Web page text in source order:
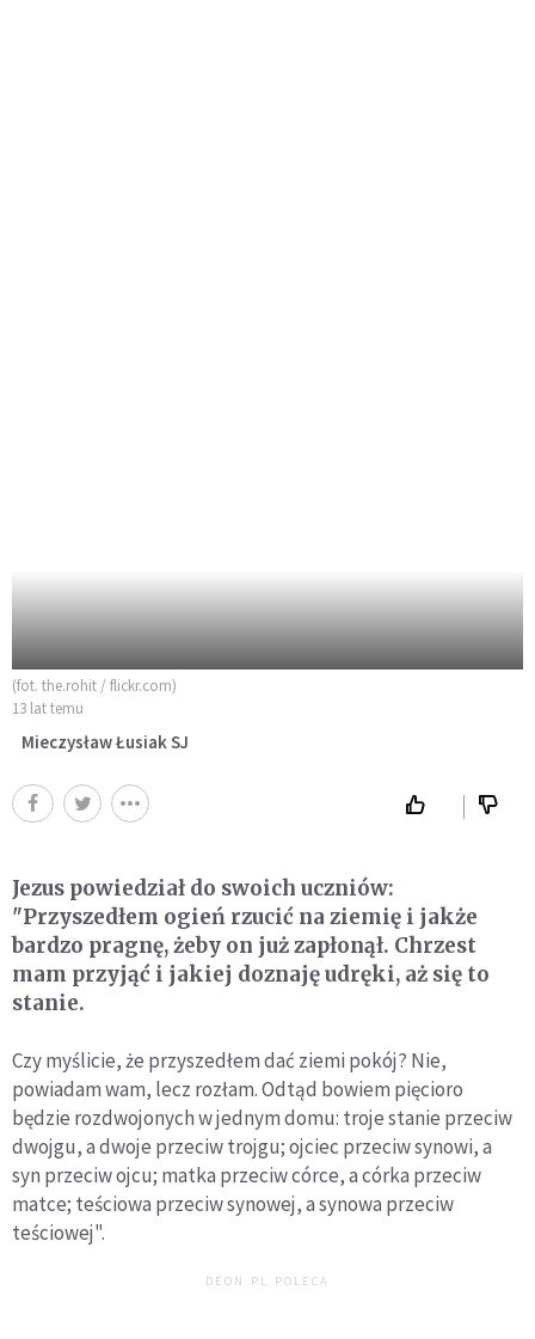
(fot. the.rohit / flickr.com)
13 lat temu
Mieczysław Łusiak SJ
Jezus powiedział do swoich uczniów:
"Przyszedłem ogień rzucić na ziemię i jakże
bardzo pragnę, żeby on już zapłonął. Chrzest
mam przyjąć i jakiej doznaję udręki, aż się to
stanie.
Czy myślicie, że przyszedłem dać ziemi pokój? Nie,
powiadam wam, lecz rozłam. Odtąd bowiem pięcioro
będzie rozdwojonych w jednym domu: troje stanie przeciw
dwojgu, a dwoje przeciw trojgu; ojciec przeciw synowi, a
syn przeciw ojcu; matka przeciw córce, a córka przeciw
matce; teściowa przeciw synowej, a synowa przeciw
teściowej".
DEON.PL POLECA